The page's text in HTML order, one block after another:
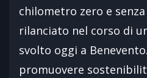
chilometro zero e
rilanciato nel corso di
svolto oggi a
promuovere